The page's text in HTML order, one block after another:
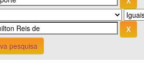
pesquisa